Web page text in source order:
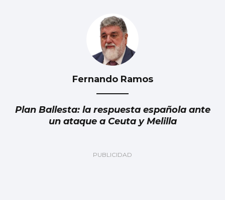
Fernando Ramos
Plan Ballesta: la respuesta española ante
un ataque a Ceuta y Melilla